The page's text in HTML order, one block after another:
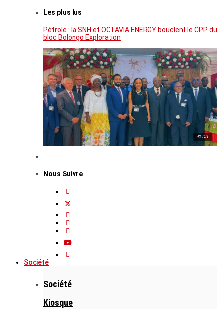
Les plus lus
Pétrole : la SNH et OCTAVIA ENERGY bouclent le CPP du
bloc Bolongo Exploration
© DR
Nous Suivre
Société
Société
Kiosque